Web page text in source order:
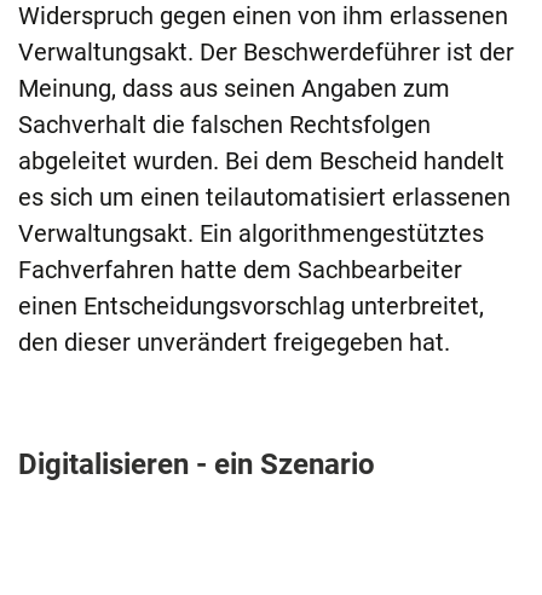
Widerspruch gegen einen von ihm erlassenen
Verwaltungsakt. Der Beschwerdeführer ist der
Meinung, dass aus seinen Angaben zum
Sachverhalt die falschen Rechtsfolgen
abgeleitet wurden. Bei dem Bescheid handelt
es sich um einen teilautomatisiert erlassenen
Verwaltungsakt. Ein algorithmengestütztes
Fachverfahren hatte dem Sachbearbeiter
einen Entscheidungsvorschlag unterbreitet,
den dieser unverändert freigegeben hat.
Digitalisieren - ein Szenario